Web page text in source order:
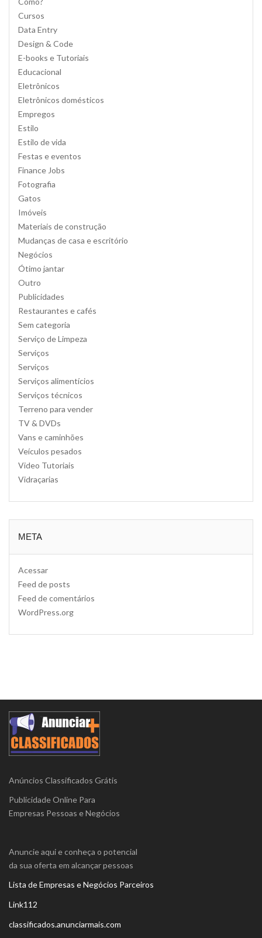
Cursos
Data Entry
Design & Code
E-books e Tutoriais
Educacional
Eletrônicos
Eletrônicos domésticos
Empregos
Estilo
Estilo de vida
Festas e eventos
Finance Jobs
Fotografia
Gatos
Imóveis
Materiais de construção
Mudanças de casa e escritório
Negócios
Ótimo jantar
Outro
Publicidades
Restaurantes e cafés
Sem categoria
Serviço de Limpeza
Serviços
Serviços
Serviços alimentícios
Serviços técnicos
Terreno para vender
TV & DVDs
Vans e caminhões
Veículos pesados
Video Tutoriais
Vidraçarias
META
Acessar
Feed de posts
Feed de comentários
WordPress.org
Anúncios Classificados Grátis
Publicidade Online Para
Empresas Pessoas e Negócios
Anuncie aqui e conheça o potencial
da sua oferta em alcançar pessoas
Lista de Empresas e Negócios Parceiros
Link112
classificados.anunciarmais.com